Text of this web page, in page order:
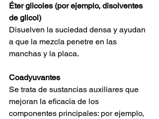
Éter glicoles (por ejemplo, disolventes
de glicol)
Disuelven la suciedad densa y ayudan
a que la mezcla penetre en las
manchas y la placa.
Coadyuvantes
Se trata de sustancias auxiliares que
mejoran la eficacia de los
componentes principales: por ejemplo,